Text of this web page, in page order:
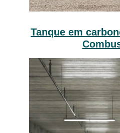
Tanque em